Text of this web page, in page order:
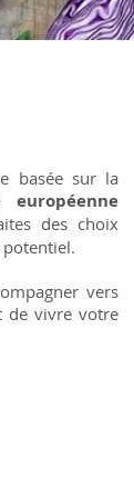
basée sur la
européenne
des choix
vers
de vivre votre